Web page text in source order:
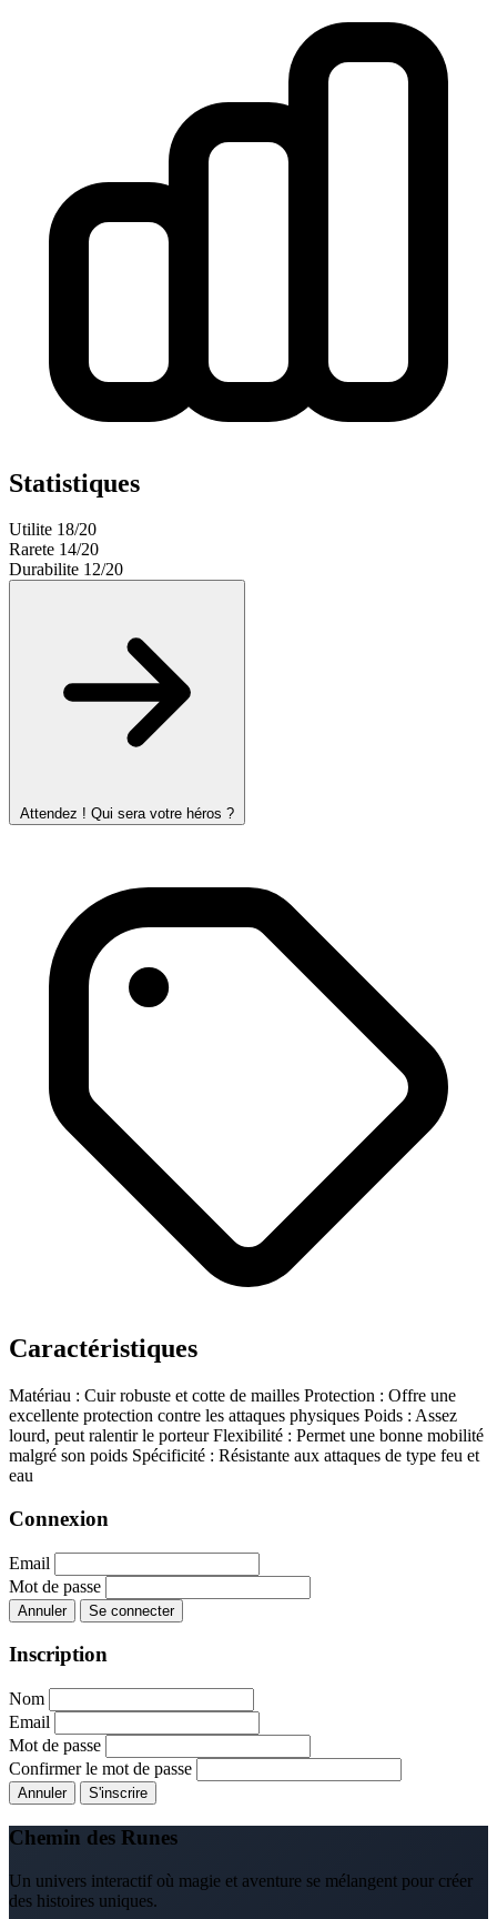
Statistiques
Utilite 18/20
Rarete 14/20
Durabilite 12/20
Attendez ! Qui sera votre héros ?
Caractéristiques
Matériau : Cuir robuste et cotte de mailles Protection : Offre une
excellente protection contre les attaques physiques Poids : Assez
lourd, peut ralentir le porteurFlexibilité : Permet une bonne mobilité
malgré son poids Spécificité : Résistante aux attaques de type feu et
eau
Connexion
Email
Mot de passe
Annuler Se connecter
Inscription
Nom
Email
Mot de passe
Confirmer le mot de passe
Annuler S'inscrire
Chemin des Runes
Un univers interactif où magie et aventure se mélangent pour créer
des histoires uniques.